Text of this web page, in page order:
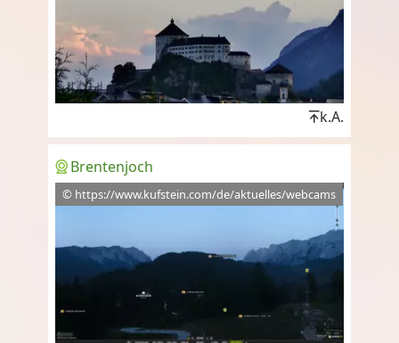
k.A.
Brentenjoch
© https://www.kufstein.com/de/aktuelles/webcams